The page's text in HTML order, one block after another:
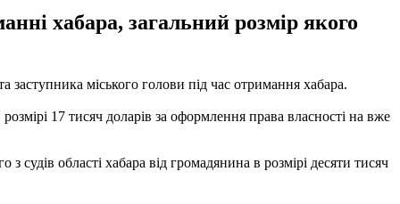
хабара, загальний розмір якого
міського голови під час отримання хабара.
17 тисяч доларів за оформлення права власності на вже
області хабара від громадянина в розмірі десяти тисяч